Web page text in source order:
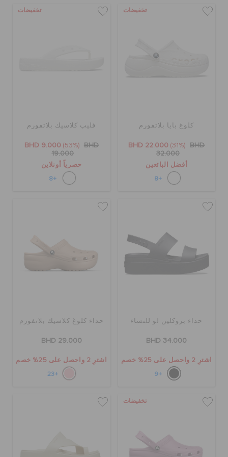
تخفيضات
كلوغ بايا بلاتفورم
BHD 22.000 (31%)
BHD
32.000
أفضل البائعين
+8
تخفيضات
فليب كلاسيك بلاتفورم
BHD 9.000 (53%)
BHD
19.000
حصرياً أونلاين
+8
حذاء بروكلين لو للنساء
BHD 34.000
اشترِ 2 واحصل على 25% خصم
+9
حذاء كلوغ كلاسيك بلاتفورم
BHD 29.000
اشترِ 2 واحصل على 25% خصم
+23
تخفيضات